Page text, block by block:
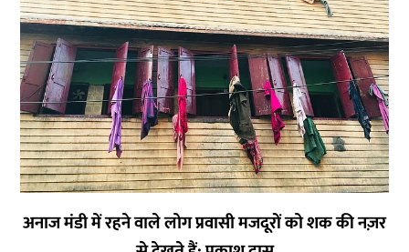
अनाज मंडी में रहने वाले लोग प्रवासी मजदूरों को शक की नज़र